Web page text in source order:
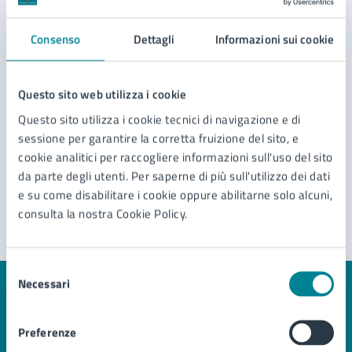
Consenso Dettagli Informazioni sui cookie
Questo sito web utilizza i cookie
Questo sito utilizza i cookie tecnici di navigazione e di
sessione per garantire la corretta fruizione del sito, e
cookie analitici per raccogliere informazioni sull'uso del sito
da parte degli utenti. Per saperne di più sull'utilizzo dei dati
e su come disabilitare i cookie oppure abilitarne solo alcuni,
consulta la nostra Cookie Policy.
delNecessari
Preferenze
Cambio nome e/o cognome
Vedi altri 6
Quanto sono chiare le informazioni su questa
pagina?